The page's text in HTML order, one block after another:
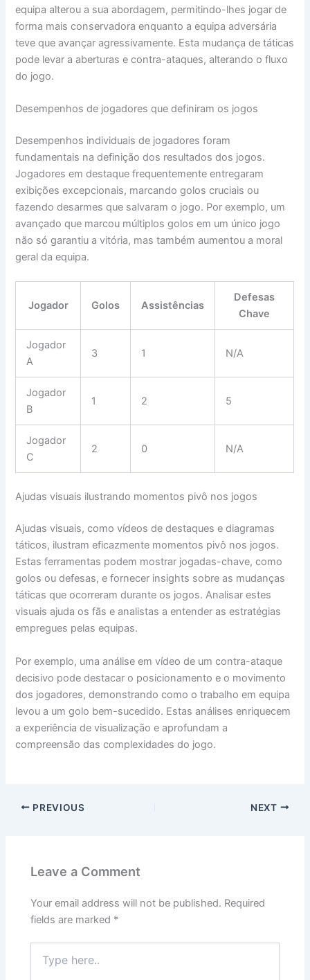
equipa alterou a sua abordagem, permitindo-lhes jogar de
forma mais conservadora enquanto a equipa adversária
teve que avançar agressivamente. Esta mudança de táticas
pode levar a aberturas e contra-ataques, alterando o fluxo
do jogo.
Desempenhos de jogadores que definiram os jogos
Desempenhos individuais de jogadores foram
fundamentais na definição dos resultados dos jogos.
Jogadores em destaque frequentemente entregaram
exibições excepcionais, marcando golos cruciais ou
fazendo desarmes que salvaram o jogo. Por exemplo, um
avançado que marcou múltiplos golos em um único jogo
não só garantiu a vitória, mas também aumentou a moral
geral da equipa.
Jogador Golos Assistências
Defesas
Chave
Jogador
A
3 1 N/A
Jogador
B
1 2 5
Jogador
C
2 0 N/A
Ajudas visuais ilustrando momentos pivô nos jogos
Ajudas visuais, como vídeos de destaques e diagramas
táticos, ilustram eficazmente momentos pivô nos jogos.
Estas ferramentas podem mostrar jogadas-chave, como
golos ou defesas, e fornecer insights sobre as mudanças
táticas que ocorreram durante os jogos. Analisar estes
visuais ajuda os fãs e analistas a entender as estratégias
empregues pelas equipas.
Por exemplo, uma análise em vídeo de um contra-ataque
decisivo pode destacar o posicionamento e o movimento
dos jogadores, demonstrando como o trabalho em equipa
levou a um golo bem-sucedido. Estas análises enriquecem
a experiência de visualização e aprofundam a
compreensão das complexidades do jogo.
PREVIOUS NEXT
Leave a Comment
Your email address will not be published. Required
fields are marked *
here..